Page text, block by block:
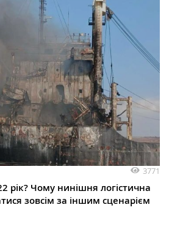
3771
рік? Чому нинішня логістична
зовсім за іншим сценарієм